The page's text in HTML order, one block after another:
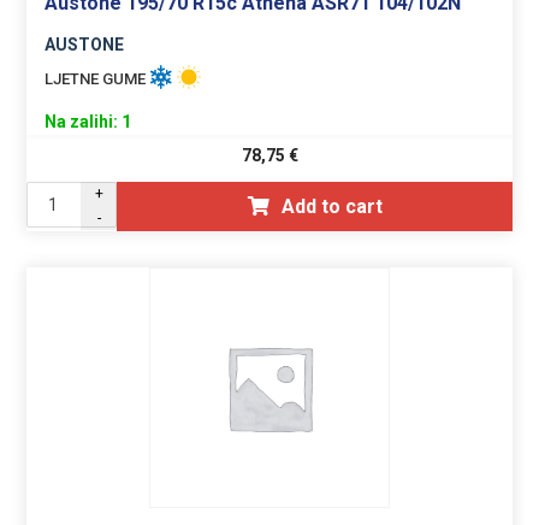
AUSTONE
LJETNE GUME
Na zalihi: 1
78,75 €
+
-
Add to cart